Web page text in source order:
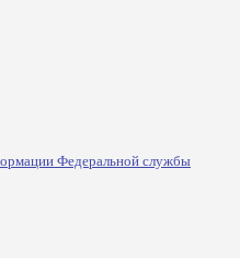
Федеральной службы